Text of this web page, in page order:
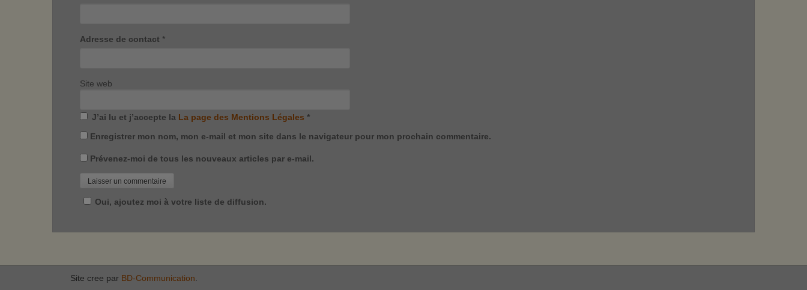
Adresse de contact *
Site web
J’ai lu et j’accepte la La page des Mentions Légales *
Enregistrer mon nom, mon e-mail et mon site dans le navigateur pour mon prochain commentaire.
Prévenez-moi de tous les nouveaux articles par e-mail.
Oui, ajoutez moi à votre liste de diffusion.
Site cree par BD-Communication